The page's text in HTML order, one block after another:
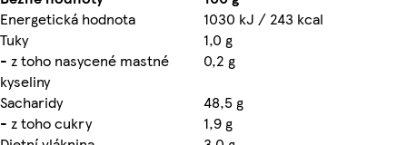
Energetická hodnota
1030 kJ / 243 kcal
Tuky
1,0 g
- z toho nasycené mastné
kyseliny
0,2 g
Sacharidy
48,5 g
- z toho cukry
1,9 g